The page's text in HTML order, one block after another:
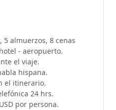
5 almuerzos, 8 cenas
- aeropuerto.
el viaje.
hispana.
el itinerario.
24 hrs.
por persona.